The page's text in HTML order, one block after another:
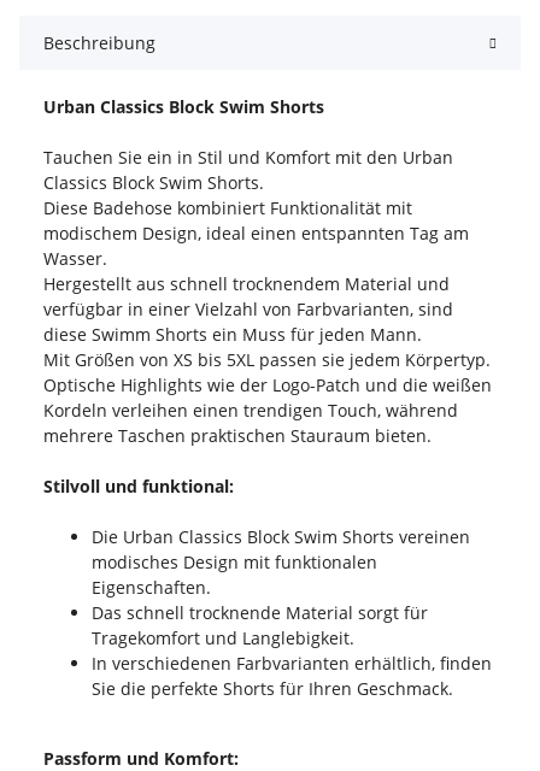
Beschreibung
Urban Classics Block Swim Shorts
Tauchen Sie ein in Stil und Komfort mit den Urban
Classics Block Swim Shorts.
Diese Badehose kombiniert Funktionalität mit
modischem Design, ideal einen entspannten Tag am
Wasser.
Hergestellt aus schnell trocknendem Material und
verfügbar in einer Vielzahl von Farbvarianten, sind
diese Swimm Shorts ein Muss für jeden Mann.
Mit Größen von XS bis 5XL passen sie jedem Körpertyp.
Optische Highlights wie der Logo-Patch und die weißen
Kordeln verleihen einen trendigen Touch, während
mehrere Taschen praktischen Stauraum bieten.
Stilvoll und funktional:
Die Urban Classics Block Swim Shorts vereinen
modisches Design mit funktionalen
Eigenschaften.
Das schnell trocknende Material sorgt für
Tragekomfort und Langlebigkeit.
In verschiedenen Farbvarianten erhältlich, finden
Sie die perfekte Shorts für Ihren Geschmack.
Passform und Komfort: